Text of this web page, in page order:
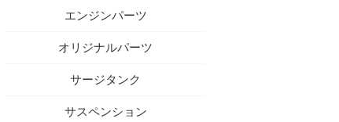
エンジンパーツ
オリジナルパーツ
サージタンク
サスペンション